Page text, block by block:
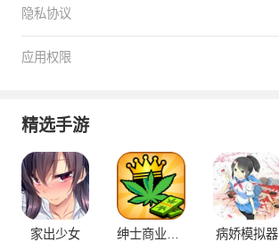
隐私协议
应用权限
精选手游
家出少女
病娇模拟器